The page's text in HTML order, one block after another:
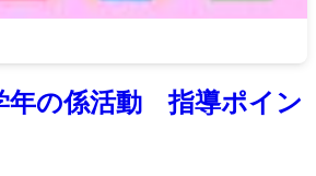
年の係活動 指導ポイン